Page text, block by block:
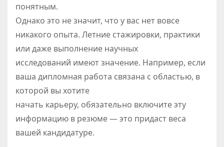
понятным.
Однако это не значит, что у вас нет вовсе
никакого опыта. Летние стажировки, практики
или даже выполнение научных
исследований имеют значение. Например, если
ваша дипломная работа связана с областью, в
которой вы хотите
начать карьеру, обязательно включите эту
информацию в резюме — это придаст веса
вашей кандидатуре.